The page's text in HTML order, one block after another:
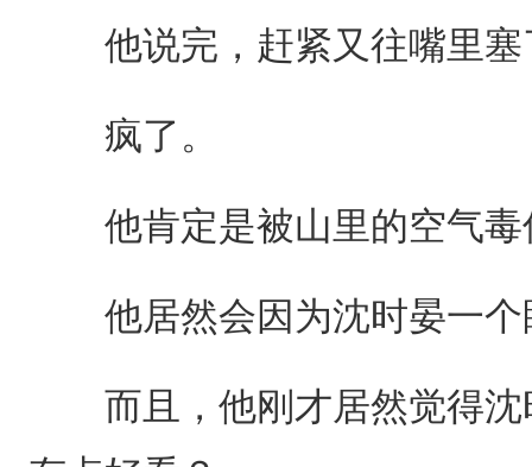
他说完，赶紧又往嘴里塞
疯了。
他肯定是被山里的空气毒
他居然会因为沈时晏一个
而且，他刚才居然觉得沈